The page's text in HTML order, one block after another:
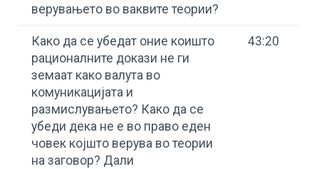
верувањето во ваквите теории?
Како да се убедат оние коишто
рационалните докази не ги
земаат како валута во
комуникацијата и
размислувањето? Како да се
убеди дека не е во право еден
човек којшто верува во теории
на заговор? Дали
43:20